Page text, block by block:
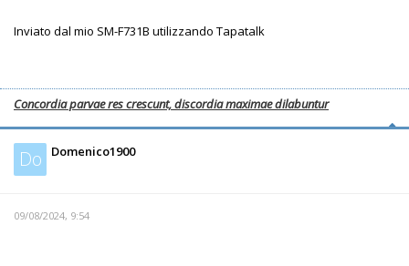
Inviato dal mio SM-F731B utilizzando Tapatalk
Concordia parvae res crescunt, discordia maximae dilabuntur
Do Domenico1900
09/08/2024, 9:54